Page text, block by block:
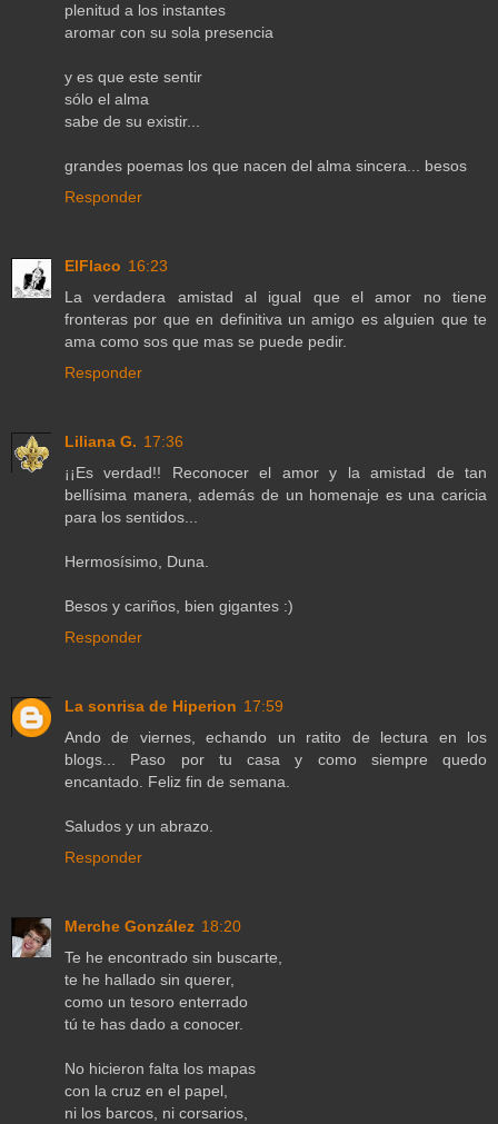
plenitud a los instantes
aromar con su sola presencia
y es que este sentir
sólo el alma
sabe de su existir...
grandes poemas los que nacen del alma sincera... besos
Responder
ElFlaco 16:23
La verdadera amistad al igual que el amor no tiene
fronteras por que en definitiva un amigo es alguien que te
ama como sos que mas se puede pedir.
Responder
Liliana G. 17:36
¡¡Es verdad!! Reconocer el amor y la amistad de tan
bellísima manera, además de un homenaje es una caricia
para los sentidos...
Hermosísimo, Duna.
Besos y cariños, bien gigantes :)
Responder
La sonrisa de Hiperion 17:59
Ando de viernes, echando un ratito de lectura en los
blogs... Paso por tu casa y como siempre quedo
encantado. Feliz fin de semana.
Saludos y un abrazo.
Responder
Merche González 18:20
Te he encontrado sin buscarte,
te he hallado sin querer,
como un tesoro enterrado
tú te has dado a conocer.
No hicieron falta los mapas
con la cruz en el papel,
ni los barcos, ni corsarios,